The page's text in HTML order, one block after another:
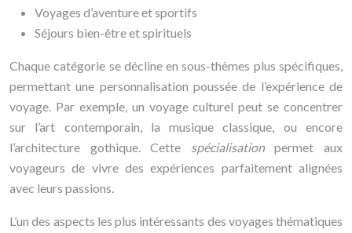
Voyages d’aventure et sportifs
Séjours bien-être et spirituels
Chaque catégorie se décline en sous-thèmes plus spécifiques,
permettant une personnalisation poussée de l’expérience de
voyage. Par exemple, un voyage culturel peut se concentrer
sur l’art contemporain, la musique classique, ou encore
l’architecture gothique. Cette spécialisationpermet aux
voyageurs de vivre des expériences parfaitement alignées
avec leurs passions.
L’un des aspects les plus intéressants des voyages thématiques